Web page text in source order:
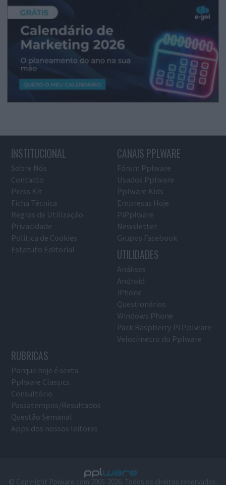
INSTITUCIONAL
Sobre Nós
Contacto
Press Kit
Ficha Técnica
Regras de Utilização
Privacidade
Política de Cookies
Estatuto Editorial
CANAIS PPLWARE
Fórum Pplware
Usados Pplware
Pplware Kids
Empresas Hoje
PiPplware
Newsletter
Grupos Facebook
UTILIDADES
Análises
Android
iPhone
Questionários
Windows Phone
Pack Raspberry Pi Pplware
Velocímetro do Pplware
RUBRICAS
Porque hoje é sexta
Pplware Classics…
Consultório
Passatempos/Resultados
Questão Semanal
Apps dos nossos leitores
© Copyright Pplware.com 2005-2026. Todos os direitos reservados.